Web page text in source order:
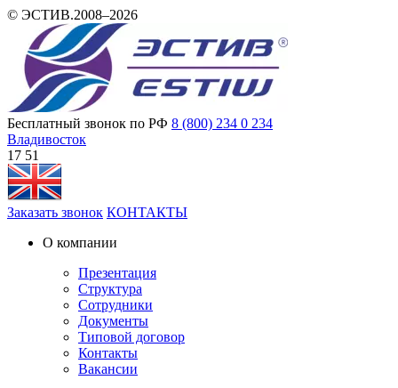
© ЭСТИВ.2008–2026
Бесплатный звонок по РФ 8 (800) 234 0 234
Владивосток
17 51
Заказать звонок КОНТАКТЫ
О компании
Презентация
Структура
Сотрудники
Документы
Типовой договор
Контакты
Вакансии